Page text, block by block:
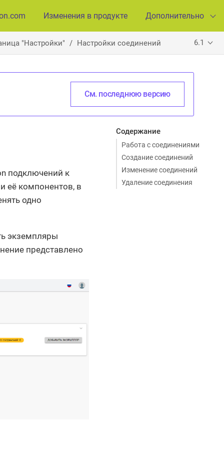
Изменения в продукте Дополнительно
"Настройки" Настройки соединений 6.1
См. последнюю версию
Содержание
Работа с соединениями
Создание соединений
Изменение соединений
Удаление соединения
подключений к
её компонентов, в
одно
экземпляры
представлено